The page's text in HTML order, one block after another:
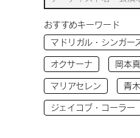
おすすめキーワード
マドリガル・シンガー
オクサーナ 岡本
マリアセレン 青
ジェイコブ・コーラー